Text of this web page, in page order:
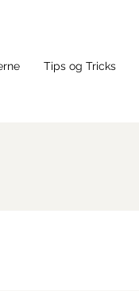
Tips og Tricks